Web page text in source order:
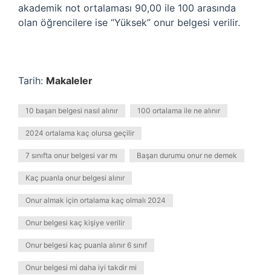
akademik not ortalaması 90,00 ile 100 arasında
olan öğrencilere ise “Yüksek” onur belgesi verilir.
Tarih: Makaleler
10 başarı belgesi nasıl alınır 100 ortalama ile ne alınır
2024 ortalama kaç olursa geçilir
7 sınıfta onur belgesi var mı Başarı durumu onur ne demek
Kaç puanla onur belgesi alınır
Onur almak için ortalama kaç olmalı 2024
Onur belgesi kaç kişiye verilir
Onur belgesi kaç puanla alınır 6 sınıf
Onur belgesi mi daha iyi takdir mi